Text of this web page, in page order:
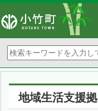
地域生活支援